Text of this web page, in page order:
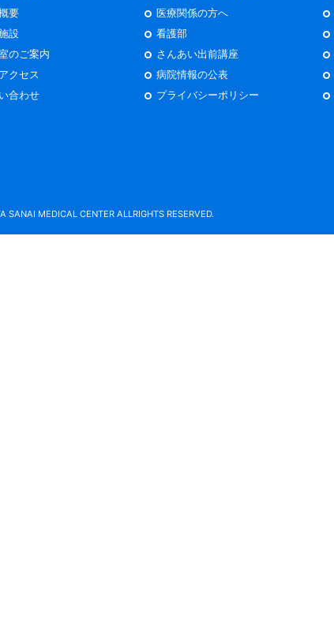
要
医療関係の方へ
設
看護部
のご案内
さんあい出前講座
クセス
病院情報の公表
合わせ
プライバシーポリシー
SANAI MEDICAL CENTER ALLRIGHTS RESERVED.